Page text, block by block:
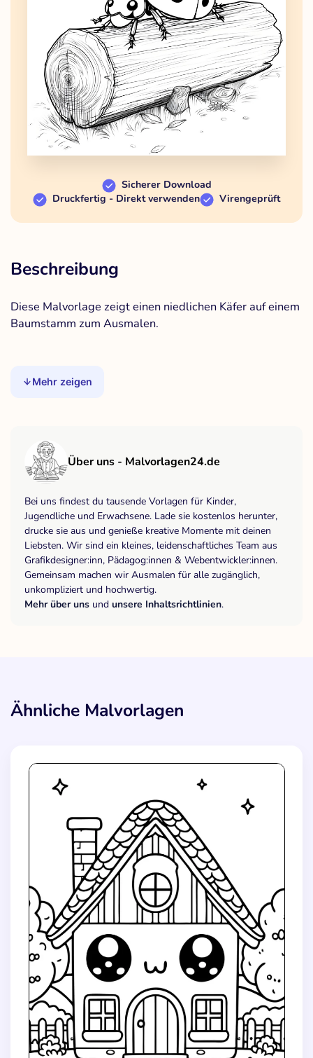
Sicherer Download
Druckfertig - Direkt verwenden
Virengeprüft
Beschreibung
Diese Malvorlage zeigt einen niedlichen Käfer auf einem
Baumstamm zum Ausmalen.
Mehr zeigen
Über uns - Malvorlagen24.de
Bei uns findest du tausende Vorlagen für Kinder,
Jugendliche und Erwachsene. Lade sie kostenlos herunter,
drucke sie aus und genieße kreative Momente mit deinen
Liebsten. Wir sind ein kleines, leidenschaftliches Team aus
Grafikdesigner:inn, Pädagog:innen & Webentwickler:innen.
Gemeinsam machen wir Ausmalen für alle zugänglich,
unkompliziert und hochwertig.
Mehr über uns und unsere Inhaltsrichtlinien.
Ähnliche Malvorlagen